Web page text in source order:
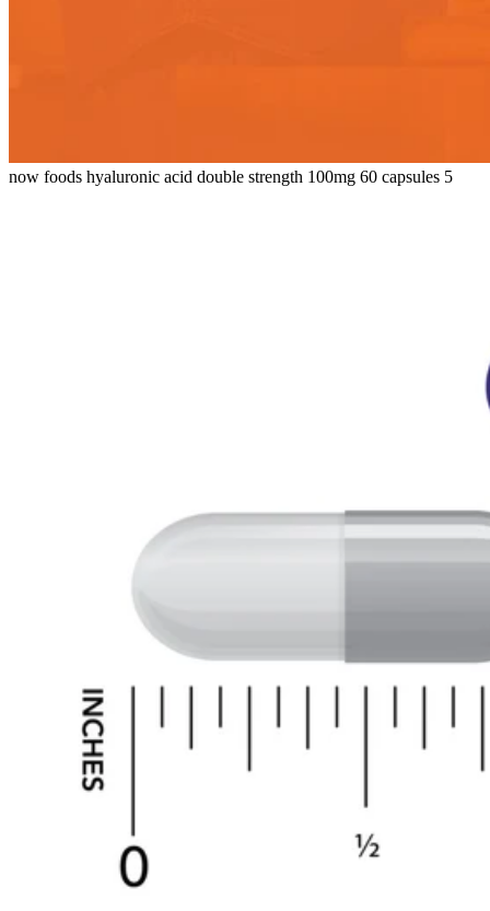
now foods hyaluronic acid double strength 100mg 60 capsules 5